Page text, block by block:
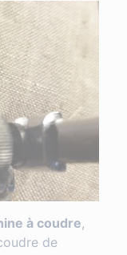
à coudre,
de